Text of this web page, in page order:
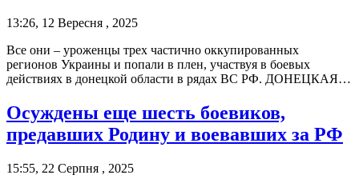
13:26, 12 Вересня , 2025
Все они – уроженцы трех частично оккупированных
регионов Украины и попали в плен, участвуя в боевых
действиях в донецкой области в рядах ВС РФ. ДОНЕЦКАЯ…
Осуждены еще шесть боевиков,
предавших Родину и воевавших за РФ
15:55, 22 Серпня , 2025